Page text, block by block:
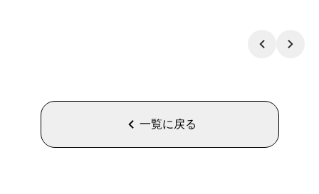
一覧に戻る